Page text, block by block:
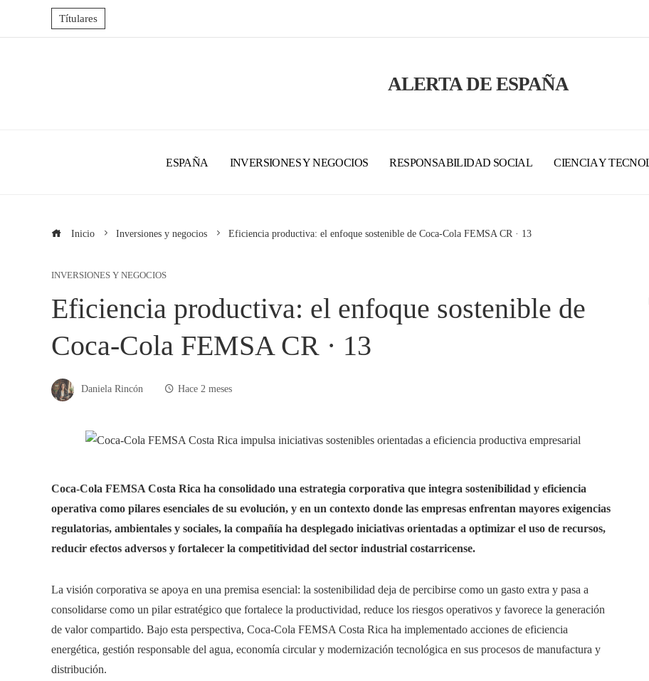
Títulares
ALERTA DE ESPAÑA
ESPAÑA INVERSIONES Y NEGOCIOS RESPONSABILIDAD SOCIAL CIENCIA Y
Inicio Inversiones y negocios Eficiencia productiva: el enfoque sostenible de Coca-Cola FEMSA CR · 13
INVERSIONES Y NEGOCIOS
Eficiencia productiva: el enfoque sostenible de
Coca-Cola FEMSA CR · 13
Daniela Rincón Hace 2 meses
Coca-Cola FEMSA Costa Rica ha consolidado una estrategia corporativa que integra sostenibilidad y eficiencia
operativa como pilares esenciales de su evolución, y en un contexto donde las empresas enfrentan mayores exigencias
regulatorias, ambientales y sociales, la compañía ha desplegado iniciativas orientadas a optimizar el uso de recursos,
reducir efectos adversos y fortalecer la competitividad del sector industrial costarricense.
La visión corporativa se apoya en una premisa esencial: la sostenibilidad deja de percibirse como un gasto extra y pasa a
consolidarse como un pilar estratégico que fortalece la productividad, reduce los riesgos operativos y favorece la generación
de valor compartido. Bajo esta perspectiva, Coca-Cola FEMSA Costa Rica ha implementado acciones de eficiencia
energética, gestión responsable del agua, economía circular y modernización tecnológica en sus procesos de manufactura y
distribución.